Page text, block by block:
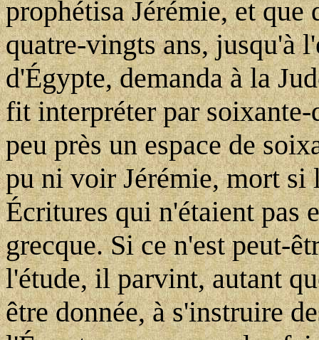
prophétisa Jérémie, et que
quatre-vingts ans, jusqu'à
d'Égypte, demanda à la
fit interpréter par
peu près un espace de
pu ni voir Jérémie, mort si
Écritures qui n'étaient pas
grecque. Si ce n'est peut-
l'étude, il parvint, autant
être donnée, à s'instruire